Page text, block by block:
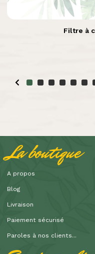
Aperçu rapide
Filtre à
La boutique
A propos
Blog
Livraison
Paiement sécurisé
Paroles à nos clients...